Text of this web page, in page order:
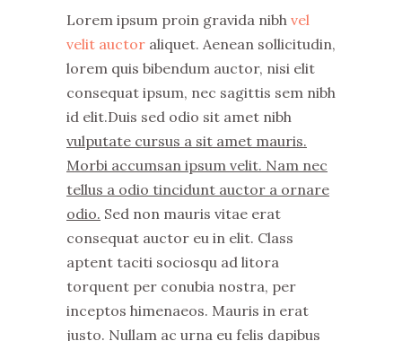
Lorem ipsum proin gravida nibh vel
velit auctor aliquet. Aenean sollicitudin,
lorem quis bibendum auctor, nisi elit
consequat ipsum, nec sagittis sem nibh
id elit.Duis sed odio sit amet nibh
vulputate cursus a sit amet mauris.
Morbi accumsan ipsum velit. Nam nec
tellus a odio tincidunt auctor a ornare
odio. Sed non mauris vitae erat
consequat auctor eu in elit. Class
aptent taciti sociosqu ad litora
torquent per conubia nostra, per
inceptos himenaeos. Mauris in erat
justo. Nullam ac urna eu felis dapibus